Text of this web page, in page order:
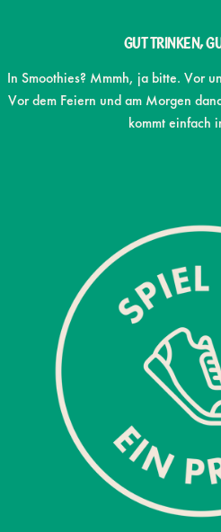
GUT TRINKEN,
In Smoothies? Mmmh, ja bitte. Vor
Vor dem Feiern und am Morgen
kommt einfach